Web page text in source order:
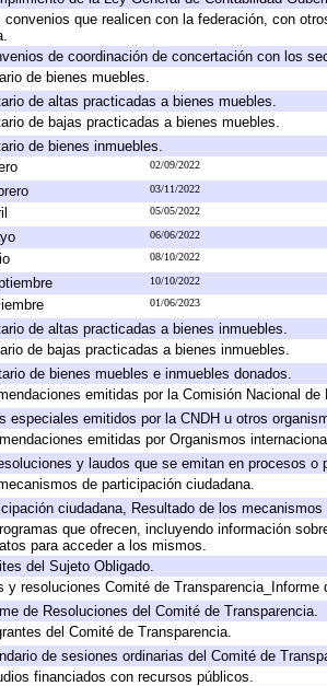
que realicen con la federación, con
de coordinación de concertación con los
de bienes muebles.
de altas practicadas a bienes muebles.
de bajas practicadas a bienes muebles.
de bienes inmuebles.
02/09/2022
03/11/2022
05/05/2022
06/06/2022
08/10/2022
10/10/2022
01/06/2023
de altas practicadas a bienes inmuebles.
de bajas practicadas a bienes inmuebles.
de bienes muebles e inmuebles donados.
emitidas por la Comisión Nacional de
especiales emitidos por la CNDH u otros
emitidas por Organismos
y laudos que se emitan en procesos o
de participación ciudadana.
ciudadana, Resultado de los
que ofrecen, incluyendo información
para acceder a los mismos.
del Sujeto Obligado.
y resoluciones Comité de
de Resoluciones del Comité de Transparencia.
del Comité de Transparencia.
de sesiones ordinarias del Comité de
financiados con recursos públicos.